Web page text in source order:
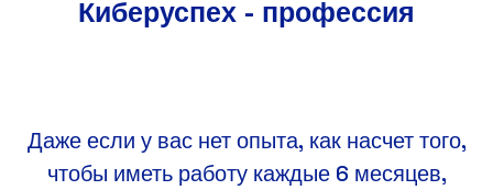
Киберуспех - профессия
Даже если у вас нет опыта, как насчет того,
чтобы иметь работу каждые 6 месяцев,